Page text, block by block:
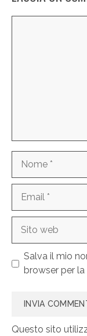
Salva il mio
browser per
Questo sito